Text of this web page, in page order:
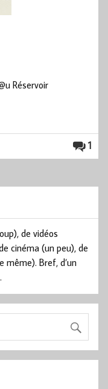
Réservoir
1
de vidéos
cinéma (un peu), de
même). Bref, d’un